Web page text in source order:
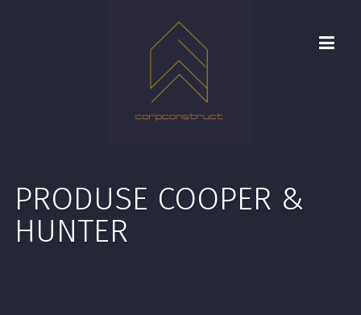
PRODUSE COOPER &
HUNTER